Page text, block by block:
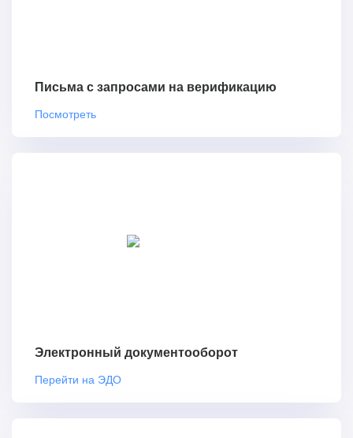
Письма с запросами на верификацию
Посмотреть
Электронный документооборот
Перейти на ЭДО